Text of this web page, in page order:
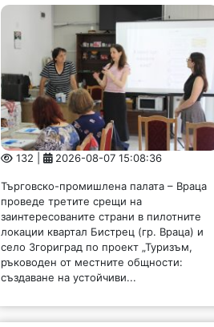
132 | 2026-08-07 15:08:36
Търговско-промишлена палата – Враца
проведе третите срещи на
заинтересованите страни в пилотните
локации квартал Бистрец (гр. Враца) и
село Згориград по проект „Туризъм,
ръководен от местните общности:
създаване на устойчиви...